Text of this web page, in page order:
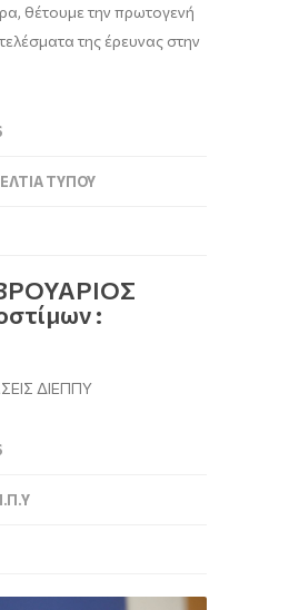
θέτουμε την πρωτογενή
της έρευνας στην
ΤΎΠΟΥ
:
ΔΙΕΠΠΥ